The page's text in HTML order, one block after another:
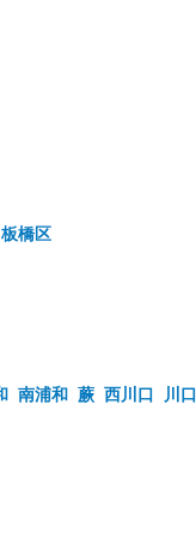
板橋区
南浦和 蕨 西川口 川口